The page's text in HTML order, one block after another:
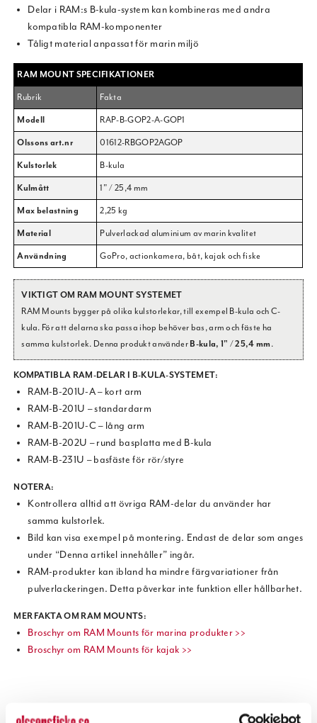
Delar i RAM:s B-kula-system kan kombineras med andra
kompatibla RAM-komponenter
Tåligt material anpassat för marin miljö
RAM MOUNT SPECIFIKATIONER
Rubrik
Fakta
Modell
RAP-B-GOP2-A-GOP1
Olssons art.nr
01612-RBGOP2AGOP
Kulstorlek
B-kula
Kulmått
1" / 25,4 mm
Max belastning
2,25 kg
Material
Pulverlackad aluminium av marin kvalitet
Användning
GoPro, actionkamera, båt, kajak och fiske
VIKTIGT OM RAM MOUNT SYSTEMET
RAM Mounts bygger på olika kulstorlekar, till exempel B-kula och C-
kula. För att delarna ska passa ihop behöver bas, arm och fäste ha
samma kulstorlek. Denna produkt använderB-kula, 1" / 25,4 mm.
KOMPATIBLA RAM-DELAR I B-KULA-SYSTEMET:
RAM-B-201U-A – kort arm
RAM-B-201U – standardarm
RAM-B-201U-C – lång arm
RAM-B-202U – rund basplatta med B-kula
RAM-B-231U – basfäste för rör/styre
NOTERA:
Kontrollera alltid att övriga RAM-delar du använder har
samma kulstorlek.
Bild kan visa exempel på montering. Endast de delar som anges
under “Denna artikel innehåller” ingår.
RAM-produkter kan ibland ha mindre färgvariationer från
pulverlackeringen. Detta påverkar inte funktion eller hållbarhet.
MER FAKTA OM RAM MOUNTS:
Broschyr om RAM Mounts för marina produkter >>
Broschyr om RAM Mounts för kajak >>